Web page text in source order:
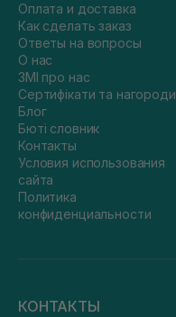
Оплата и доставка
Как сделать заказ
Ответы на вопросы
О нас
ЗМІ про нас
Сертифікати та нагороди
Блог
Бюті словник
Контакты
Условия использования
сайта
Политика
конфиденциальности
КОНТАКТЫ